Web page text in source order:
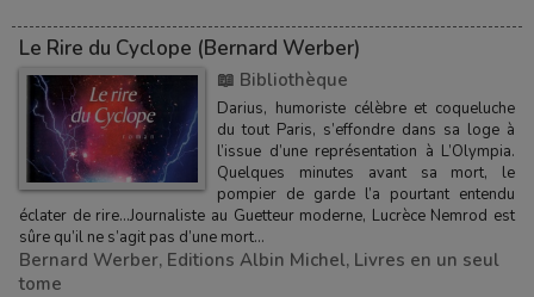
Le Rire du Cyclope (Bernard Werber)
📖 Bibliothèque
Darius, humoriste célèbre et coqueluche
du tout Paris, s’effondre dans sa loge à
l’issue d’une représentation à L’Olympia.
Quelques minutes avant sa mort, le
pompier de garde l’a pourtant entendu
éclater de rire…Journaliste au Guetteur moderne, Lucrèce Nemrod est
sûre qu’il ne s’agit pas d’une mort...
Bernard Werber, Editions Albin Michel, Livres en un seul
tome